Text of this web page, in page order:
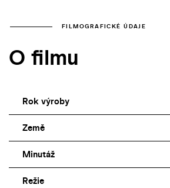
FILMOGRAFICKÉ ÚDAJE
O filmu
Rok výroby
Země
Minutáž
Režie